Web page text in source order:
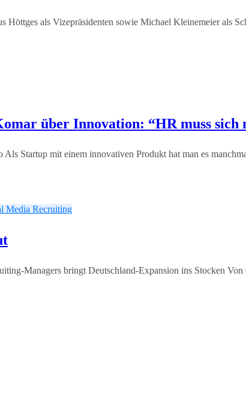
als Vizepräsidenten sowie Michael Kleinemeier als
über Innovation: “HR muss sich
Als Startup mit einem innovativen Produkt hat man es
Media Recruiting
Managers bringt Deutschland-Expansion ins Stocken